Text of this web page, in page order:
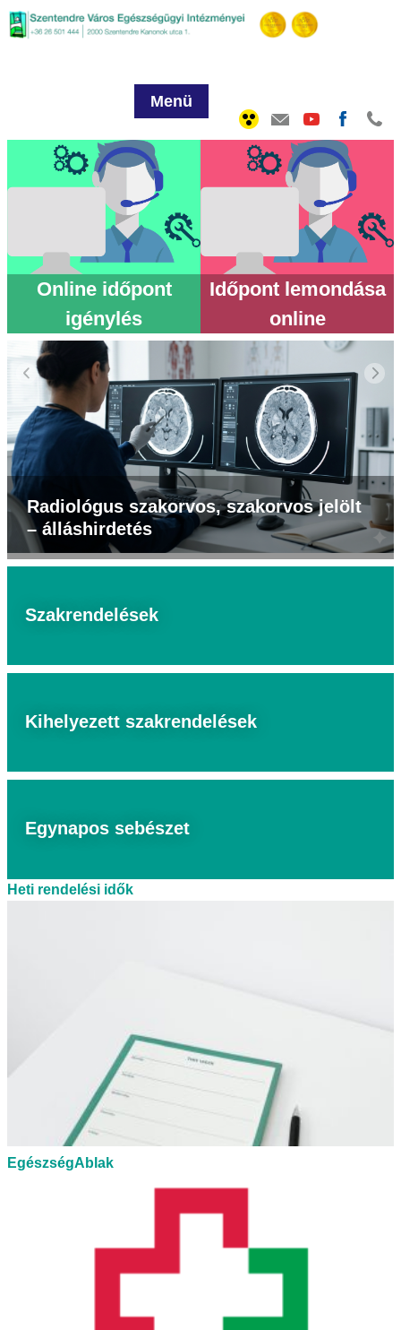
Menü
Online időpont
igénylés
Időpont lemondása
online
Radiológus szakorvos, szakorvos jelölt
– álláshirdetés
Szakrendelések
Kihelyezett szakrendelések
Egynapos sebészet
Heti rendelési idők
EgészségAblak